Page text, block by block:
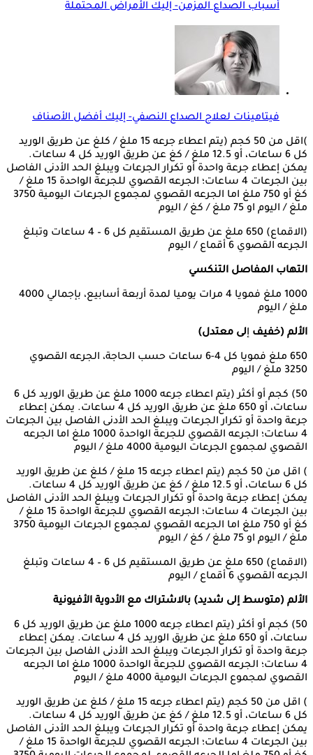
أسباب الصداع المزمن- إليك الأمراض المحتملة
فيتامينات لعلاج الصداع النصفي- إليك أفضل الأصناف
)اقل من 50 كجم (يتم اعطاء جرعه 15 ملغ / كلغ عن طريق الوريد
كل 6 ساعات، أو 12.5 ملغ / كغ عن طريق الوريد كل 4 ساعات.
يمكن إعطاء جرعة واحدة أو تكرار الجرعات ويبلغ الحد الأدنى الفاصل
بين الجرعات 4 ساعات؛ الجرعه القصوي للجرعة الواحدة 15 ملغ /
كغ أو 750 ملغ اما الجرعه القصوي لمجموع الجرعات اليومية 3750
ملغ / اليوم او 75 ملغ / كغ / اليوم
(الاقماع) 650 ملغ عن طريق المستقيم كل 6 – 4 ساعات وتبلغ
الجرعه القصوي 6 أقماع / اليوم
التهاب المفاصل التنكسي
1000 ملغ فمويا 4 مرات يوميا لمدة أربعة أسابيع، بإجمالي 4000
ملغ / اليوم
الألم (خفيف إلى معتدل)
650 ملغ فمويا كل 4-6 ساعات حسب الحاجة، الجرعه القصوي
3250 ملغ / اليوم
50) كجم أو أكثر (يتم اعطاء جرعه 1000 ملغ عن طريق الوريد كل 6
ساعات، أو 650 ملغ عن طريق الوريد كل 4 ساعات. يمكن إعطاء
جرعة واحدة أو تكرار الجرعات ويبلغ الحد الأدنى الفاصل بين الجرعات
4 ساعات؛ الجرعه القصوي للجرعة الواحدة 1000 ملغ اما الجرعه
القصوي لمجموع الجرعات اليومية 4000 ملغ / اليوم
) اقل من 50 كجم (يتم اعطاء جرعه 15 ملغ / كلغ عن طريق الوريد
كل 6 ساعات، أو 12.5 ملغ / كغ عن طريق الوريد كل 4 ساعات.
يمكن إعطاء جرعة واحدة أو تكرار الجرعات ويبلغ الحد الأدنى الفاصل
بين الجرعات 4 ساعات؛ الجرعه القصوي للجرعة الواحدة 15 ملغ /
كغ أو 750 ملغ اما الجرعه القصوي لمجموع الجرعات اليومية 3750
ملغ / اليوم او 75 ملغ / كغ / اليوم
(الاقماع) 650 ملغ عن طريق المستقيم كل 6 – 4 ساعات وتبلغ
الجرعه القصوي 6 أقماع / اليوم
الألم (متوسط إلى شديد) بالاشتراك مع الأدوية الأفيونية
50) كجم أو أكثر (يتم اعطاء جرعه 1000 ملغ عن طريق الوريد كل 6
ساعات، أو 650 ملغ عن طريق الوريد كل 4 ساعات. يمكن إعطاء
جرعة واحدة أو تكرار الجرعات ويبلغ الحد الأدنى الفاصل بين الجرعات
4 ساعات؛ الجرعه القصوي للجرعة الواحدة 1000 ملغ اما الجرعه
القصوي لمجموع الجرعات اليومية 4000 ملغ / اليوم
) اقل من 50 كجم (يتم اعطاء جرعه 15 ملغ / كلغ عن طريق الوريد
كل 6 ساعات، أو 12.5 ملغ / كغ عن طريق الوريد كل 4 ساعات.
يمكن إعطاء جرعة واحدة أو تكرار الجرعات ويبلغ الحد الأدنى الفاصل
بين الجرعات 4 ساعات؛ الجرعه القصوي للجرعة الواحدة 15 ملغ /